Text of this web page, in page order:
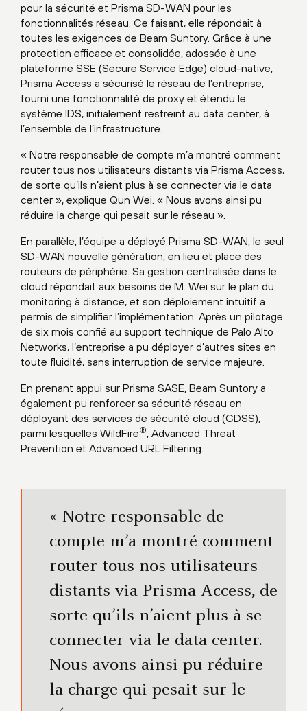
pour la sécurité et Prisma SD-WAN pour les
fonctionnalités réseau. Ce faisant, elle répondait à
toutes les exigences de Beam Suntory. Grâce à une
protection efficace et consolidée, adossée à une
plateforme SSE (Secure Service Edge) cloud-native,
Prisma Access a sécurisé le réseau de l’entreprise,
fourni une fonctionnalité de proxy et étendu le
système IDS, initialement restreint au data center, à
l’ensemble de l’infrastructure.
« Notre responsable de compte m’a montré comment
router tous nos utilisateurs distants via Prisma Access,
de sorte qu’ils n’aient plus à se connecter via le data
center », explique Qun Wei. « Nous avons ainsi pu
réduire la charge qui pesait sur le réseau ».
En parallèle, l’équipe a déployé Prisma SD-WAN, le seul
SD-WAN nouvelle génération, en lieu et place des
routeurs de périphérie. Sa gestion centralisée dans le
cloud répondait aux besoins de M. Wei sur le plan du
monitoring à distance, et son déploiement intuitif a
permis de simplifier l’implémentation. Après un pilotage
de six mois confié au support technique de Palo Alto
Networks, l’entreprise a pu déployer d’autres sites en
toute fluidité, sans interruption de service majeure.
En prenant appui sur Prisma SASE, Beam Suntory a
également pu renforcer sa sécurité réseau en
déployant des services de sécurité cloud (CDSS),
parmi lesquelles WildFire®, Advanced Threat
Prevention et Advanced URL Filtering.
« Notre responsable de
compte m’a montré comment
router tous nos utilisateurs
distants via Prisma Access, de
sorte qu’ils n’aient plus à se
connecter via le data center.
Nous avons ainsi pu réduire
la charge qui pesait sur le